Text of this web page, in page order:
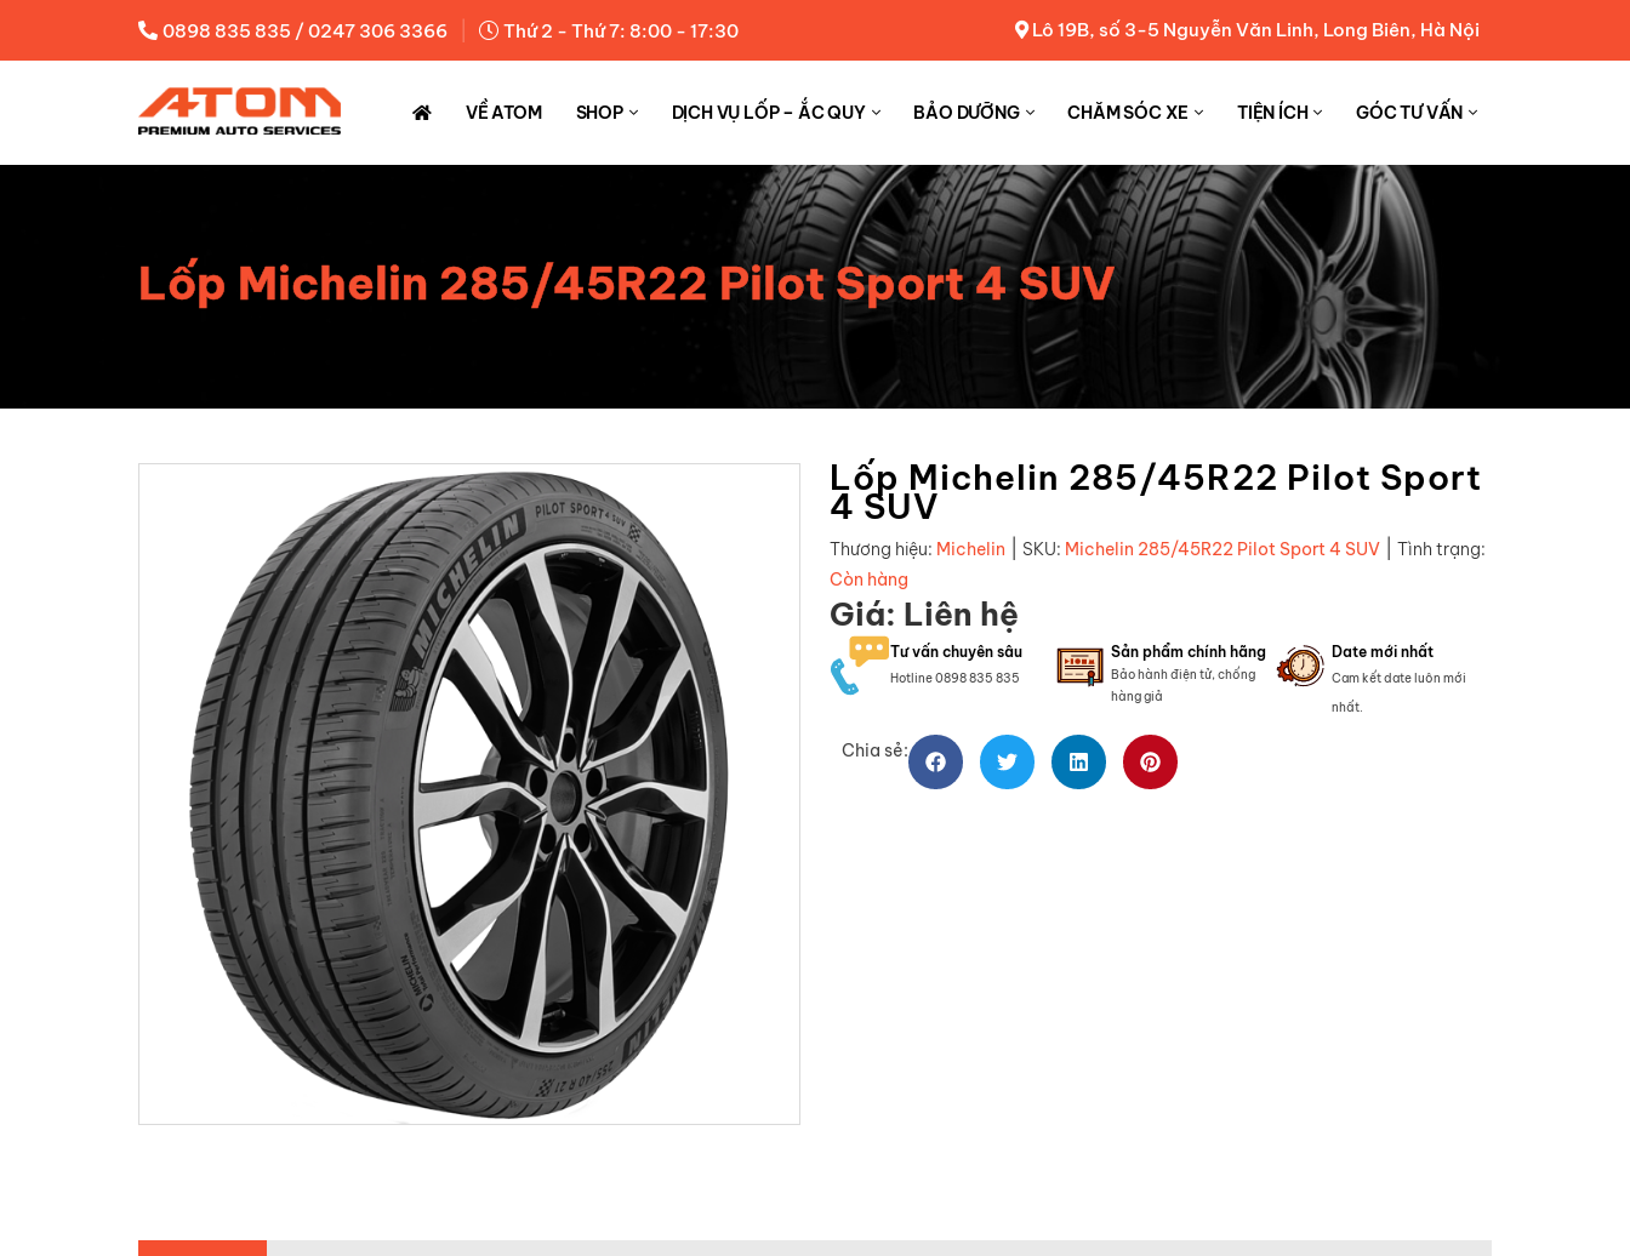
0898 835 835 / 0247 306 3366 Thứ 2 - Thứ 7: 8:00 - 17:30 Lô 19B, số 3-5 Nguyễn Văn Linh, Long Biên, Hà Nội
VỀ ATOM SHOP DỊCH VỤ LỐP – ẮC QUY BẢO DƯỠNG CHĂM SÓC XE TIỆN ÍCH GÓC TƯ VẤN
Lốp Michelin 285/45R22 Pilot Sport 4 SUV
Lốp Michelin 285/45R22 Pilot Sport
4 SUV
Thương hiệu: Michelin SKU: Michelin 285/45R22 Pilot Sport 4 SUV
Tình trạng:
Còn hàng
Giá: Liên hệ
Tư vấn chuyên sâu
Hotline 0898 835 835
Sản phẩm chính hãng
Bảo hành điện tử, chống
hàng giả
Date mới nhất
Cam kết date luôn mới
nhất.
Chia sẻ: